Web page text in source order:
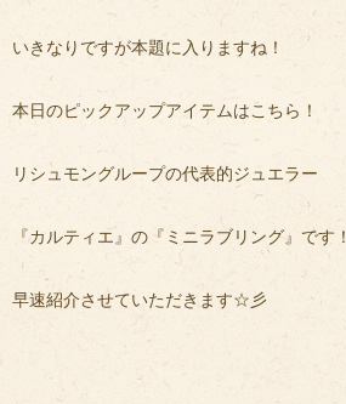
いきなりですが本題に入りますね！
本日のピックアップアイテムはこちら！
リシュモングループの代表的ジュエラー
『カルティエ』の『ミニラブリング』です！
早速紹介させていただきます☆彡